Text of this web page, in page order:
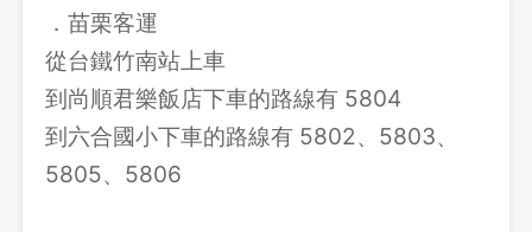
．苗栗客運
從台鐵竹南站上車
到尚順君樂飯店下車的路線有 5804
到六合國小下車的路線有 5802、5803、
5805、5806